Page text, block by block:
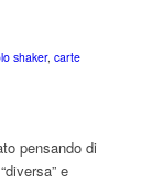
shaker, carte
pensando di
e